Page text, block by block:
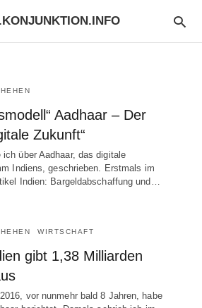
Aadhaar – Der
Zukunft“
über Aadhaar, das digitale
Indiens, geschrieben. Erstmals im
Indien: Bargeldabschaffung und…
WIRTSCHAFT
gibt 1,38 Milliarden
vor nunmehr bald 8 Jahren, habe